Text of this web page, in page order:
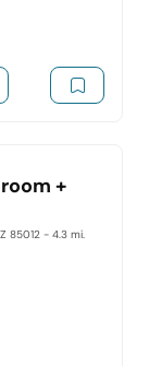
+
85012 - 4.3 mi.